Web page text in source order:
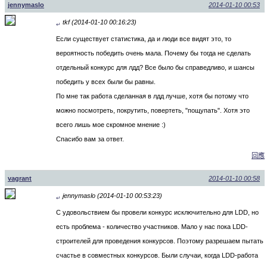
jennymaslo 2014-01-10 00:53
↵ tkf (2014-01-10 00:16:23)
Если существует статистика, да и люди все видят это, то
вероятность победить очень мала. Почему бы тогда не сделать
отдельный конкурс для лдд? Все было бы справедливо, и шансы
победить у всех были бы равны.
По мне так работа сделанная в лдд лучше, хотя бы потому что
можно посмотреть, покрутить, повертеть, "пощупать". Хотя это
всего лишь мое скромное мнение :)
Спасибо вам за ответ.
回應
vagrant 2014-01-10 00:58
↵ jennymaslo (2014-01-10 00:53:23)
С удовольствием бы провели конкурс исключительно для LDD, но
есть проблема - количество участников. Мало у нас пока LDD-
строителей для проведения конкурсов. Поэтому разрешаем пытать
счастье в совместных конкурсов. Были случаи, когда LDD-работа